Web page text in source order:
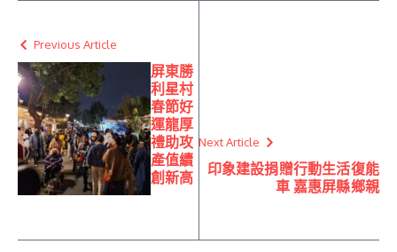
Previous Article
屏東勝
利星村
春節好
運龍厚
禮助攻
產值續
創新高
Next Article
印象建設捐贈行動生活復能
車 嘉惠屏縣鄉親